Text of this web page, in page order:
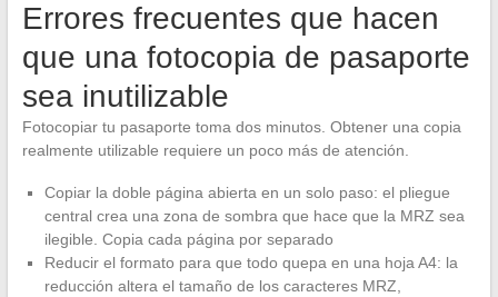
Errores frecuentes que hacen
que una fotocopia de pasaporte
sea inutilizable
Fotocopiar tu pasaporte toma dos minutos. Obtener una copia
realmente utilizable requiere un poco más de atención.
Copiar la doble página abierta en un solo paso: el pliegue
central crea una zona de sombra que hace que la MRZ sea
ilegible. Copia cada página por separado
Reducir el formato para que todo quepa en una hoja A4: la
reducción altera el tamaño de los caracteres MRZ,